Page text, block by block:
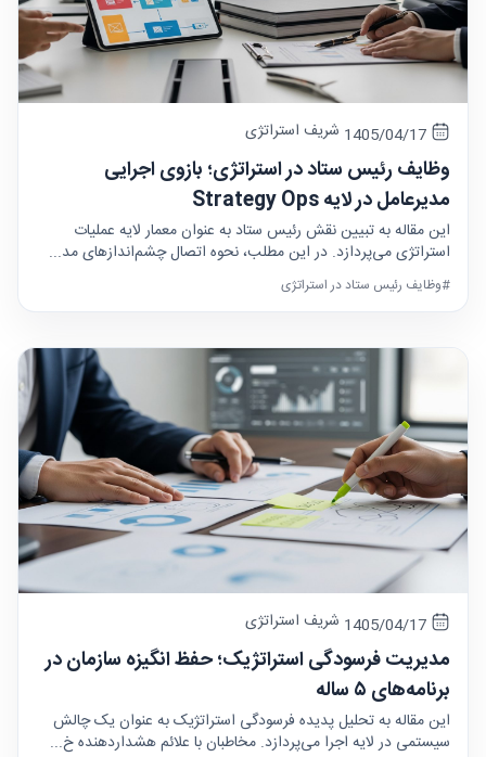
شریف استراتژی
وظایف رئیس ستاد در استراتژی؛ بازوی اجرایی
مدیرعامل در لایه Strategy Ops
این مقاله به تبیین نقش رئیس ستاد به عنوان معمار لایه عملیات
استراتژی می‌پردازد. در این مطلب، نحوه اتصال چشم‌اندازهای مد...
#وظایف رئیس ستاد در استراتژی
شریف استراتژی
مدیریت فرسودگی استراتژیک؛ حفظ انگیزه سازمان در
برنامه‌های ۵ ساله
این مقاله به تحلیل پدیده فرسودگی استراتژیک به عنوان یک چالش
سیستمی در لایه اجرا می‌پردازد. مخاطبان با علائم هشداردهنده خ...